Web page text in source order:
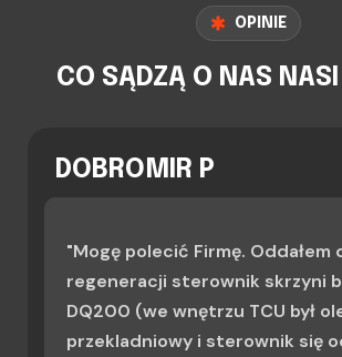
OPINIE
CO SĄDZĄ O NAS NASI
DOBROMIR P
"Mogę polecić Firmę. Oddałem
regeneracji sterownik skrzyni
DQ200 (we wnętrzu TCU był
przekladniowy i sterownik się